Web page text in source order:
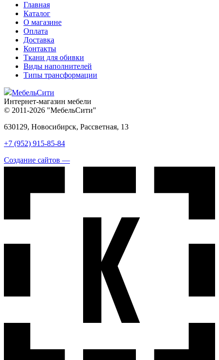
Главная
Каталог
О магазине
Оплата
Доставка
Контакты
Ткани для обивки
Виды наполнителей
Типы трансформации
МебельСити
Интернет-магазин мебели
© 2011-2026 "МебельСити"
630129, Новосибирск, Рассветная, 13
+7 (952) 915-85-84
Создание сайтов —